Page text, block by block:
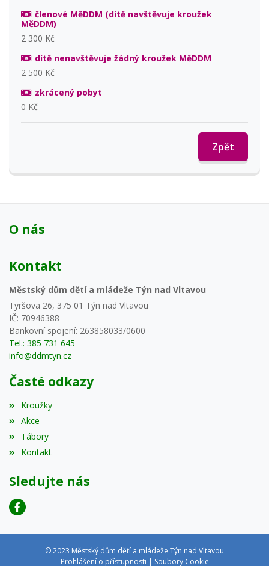
členové MěDDM (dítě navštěvuje kroužek
MěDDM)
2 300 Kč
dítě nenavštěvuje žádný kroužek MěDDM
2 500 Kč
zkrácený pobyt
0 Kč
Zpět
O nás
Kontakt
Městský dům dětí a mládeže Týn nad Vltavou
Tyršova 26, 375 01 Týn nad Vltavou
IČ: 70946388
Bankovní spojení: 263858033/0600
Tel.: 385 731 645
info@ddmtyn.cz
Časté odkazy
Kroužky
Akce
Tábory
Kontakt
Sledujte nás
© 2023 Městský dům dětí a mládeže Týn nad Vltavou
Prohlášení o přístupnosti | Soubory Cookie